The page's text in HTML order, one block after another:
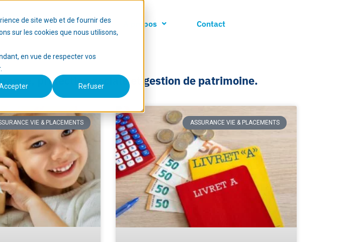
de site web et de fournir des
sur les cookies que nous utilisons,
en vue de respecter vos
Refuser
êtes… Blog A propos Contact
protection sociale et gestion de patrimoine.
VIE & PLACEMENTS ASSURANCE VIE & PLACEMENTS